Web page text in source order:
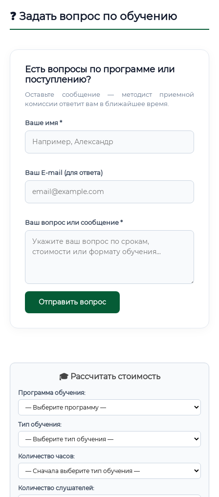
🎓 Рассчитать стоимость
Программа обучения:
Тип обучения:
Количество часов:
Количество слушателей:
❓ Задать вопрос по обучению
Есть вопросы по программе или
поступлению?
Оставьте сообщение — методист приемной
комиссии ответит вам в ближайшее время.
Ваше имя *
Ваш E-mail (для ответа)
Ваш вопрос или сообщение *
Отправить вопрос